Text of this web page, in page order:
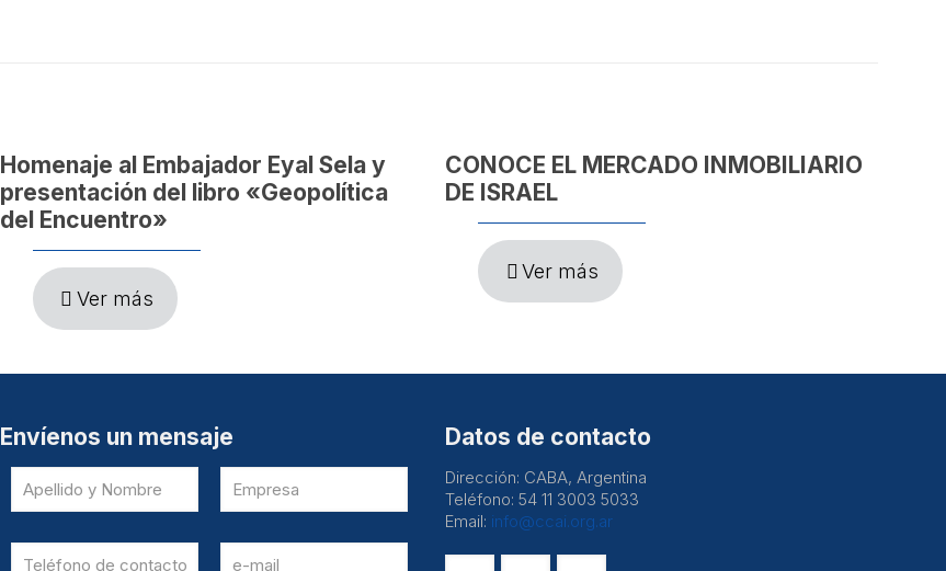
Homenaje al Embajador Eyal Sela y
presentación del libro «Geopolítica
del Encuentro»
Ver más
CONOCE EL MERCADO INMOBILIARIO
DE ISRAEL
Ver más
Envíenos un mensaje Datos de contacto
Dirección: CABA, Argentina
Teléfono: 54 11 3003 5033
Email: info@ccai.org.ar